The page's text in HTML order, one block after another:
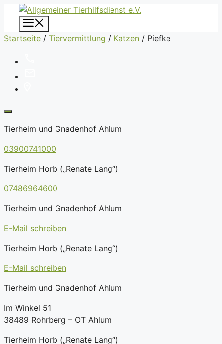
Zum
Inhalt
springen
Startseite / Tiervermittlung / Katzen / Piefke
Tierheim und Gnadenhof Ahlum
03900741000
Tierheim Horb („Renate Lang“)
07486964600
Tierheim und Gnadenhof Ahlum
E-Mail schreiben
Tierheim Horb („Renate Lang“)
E-Mail schreiben
Tierheim und Gnadenhof Ahlum
Im Winkel 51
38489 Rohrberg – OT Ahlum
Tierheim Horb („Renate Lang“)